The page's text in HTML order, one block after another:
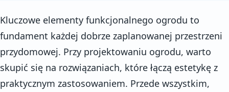
Kluczowe elementy funkcjonalnego ogrodu to
fundament każdej dobrze zaplanowanej przestrzeni
przydomowej. Przy projektowaniu ogrodu, warto
skupić się na rozwiązaniach, które łączą estetykę z
praktycznym zastosowaniem. Przede wszystkim,